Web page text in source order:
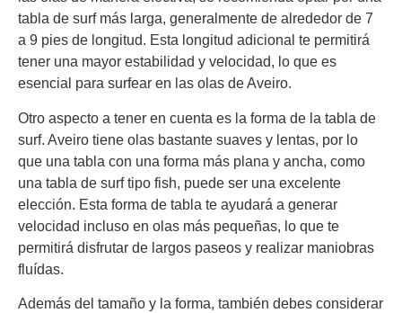
tabla de surf más larga, generalmente de alrededor de 7
a 9 pies de longitud. Esta longitud adicional te permitirá
tener una mayor estabilidad y velocidad, lo que es
esencial para surfear en las olas de Aveiro.
Otro aspecto a tener en cuenta es la forma de la tabla de
surf. Aveiro tiene olas bastante suaves y lentas, por lo
que una tabla con una forma más plana y ancha, como
una tabla de surf tipo fish, puede ser una excelente
elección. Esta forma de tabla te ayudará a generar
velocidad incluso en olas más pequeñas, lo que te
permitirá disfrutar de largos paseos y realizar maniobras
fluídas.
Además del tamaño y la forma, también debes considerar